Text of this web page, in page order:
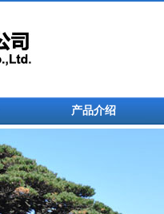
产品介绍